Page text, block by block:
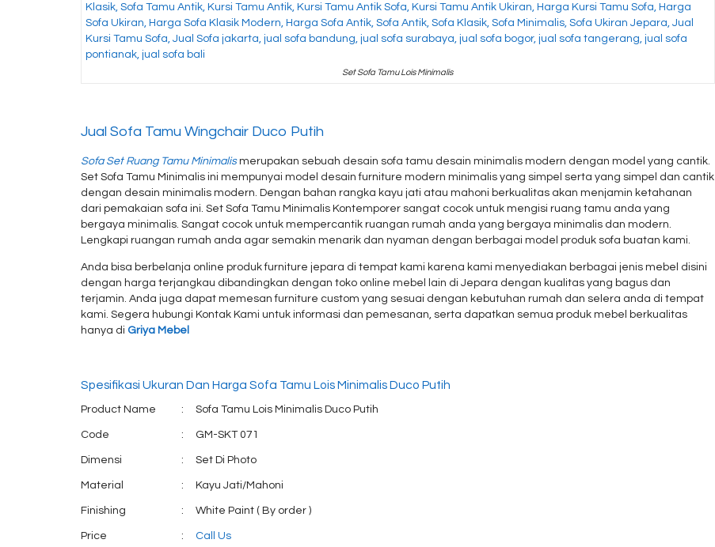
Set Sofa Tamu Lois Minimalis
Jual Sofa Tamu Wingchair Duco Putih
Sofa Set Ruang Tamu Minimalismerupakan sebuah desain sofa tamu desain minimalis modern dengan model yang cantik.
Set Sofa Tamu Minimalis ini mempunyai model desain furniture modern minimalis yang simpel serta yang simpel dan cantik
dengan desain minimalis modern. Dengan bahan rangka kayu jati atau mahoni berkualitas akan menjamin ketahanan
dari pemakaian sofa ini. Set Sofa Tamu Minimalis Kontemporer sangat cocok untuk mengisi ruang tamu anda yang
bergaya minimalis. Sangat cocok untuk mempercantik ruangan rumah anda yang bergaya minimalis dan modern.
Lengkapi ruangan rumah anda agar semakin menarik dan nyaman dengan berbagai model produk sofa buatan kami.
Anda bisa berbelanja online produk furniture jepara di tempat kami karena kami menyediakan berbagai jenis mebel disini
dengan harga terjangkau dibandingkan dengan toko online mebel lain di Jepara dengan kualitas yang bagus dan
terjamin. Anda juga dapat memesan furniture custom yang sesuai dengan kebutuhan rumah dan selera anda di tempat
kami. Segera hubungi Kontak Kami untuk informasi dan pemesanan, serta dapatkan semua produk mebel berkualitas
hanya di Griya Mebel
Spesifikasi Ukuran Dan Harga Sofa Tamu Lois Minimalis Duco Putih
Product Name : Sofa Tamu Lois Minimalis Duco Putih
Code : GM-SKT 071
Dimensi : Set Di Photo
Material : Kayu Jati/Mahoni
Finishing : White Paint ( By order )
Price : Call Us